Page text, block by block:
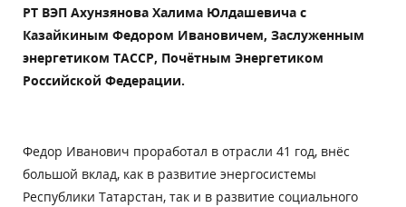
РТ ВЭП Ахунзянова Халима Юлдашевича с
Казайкиным Федором Ивановичем, Заслуженным
энергетиком ТАССР, Почётным Энергетиком
Российской Федерации.
Федор Иванович проработал в отрасли 41 год, внёс
большой вклад, как в развитие энергосистемы
Республики Татарстан, так и в развитие социального